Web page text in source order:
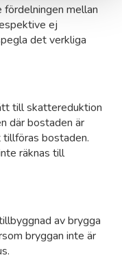
mellan
ej
det verkliga
till skattereduktion
där bostaden är
bostaden.
räknas till
av brygga
bryggan inte är